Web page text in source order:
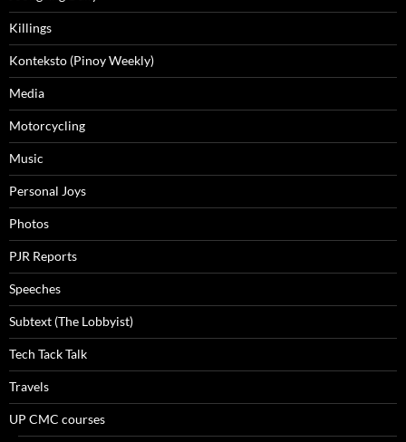
Killings
Konteksto (Pinoy Weekly)
Media
Motorcycling
Music
Personal Joys
Photos
PJR Reports
Speeches
Subtext (The Lobbyist)
Tech Tack Talk
Travels
UP CMC courses